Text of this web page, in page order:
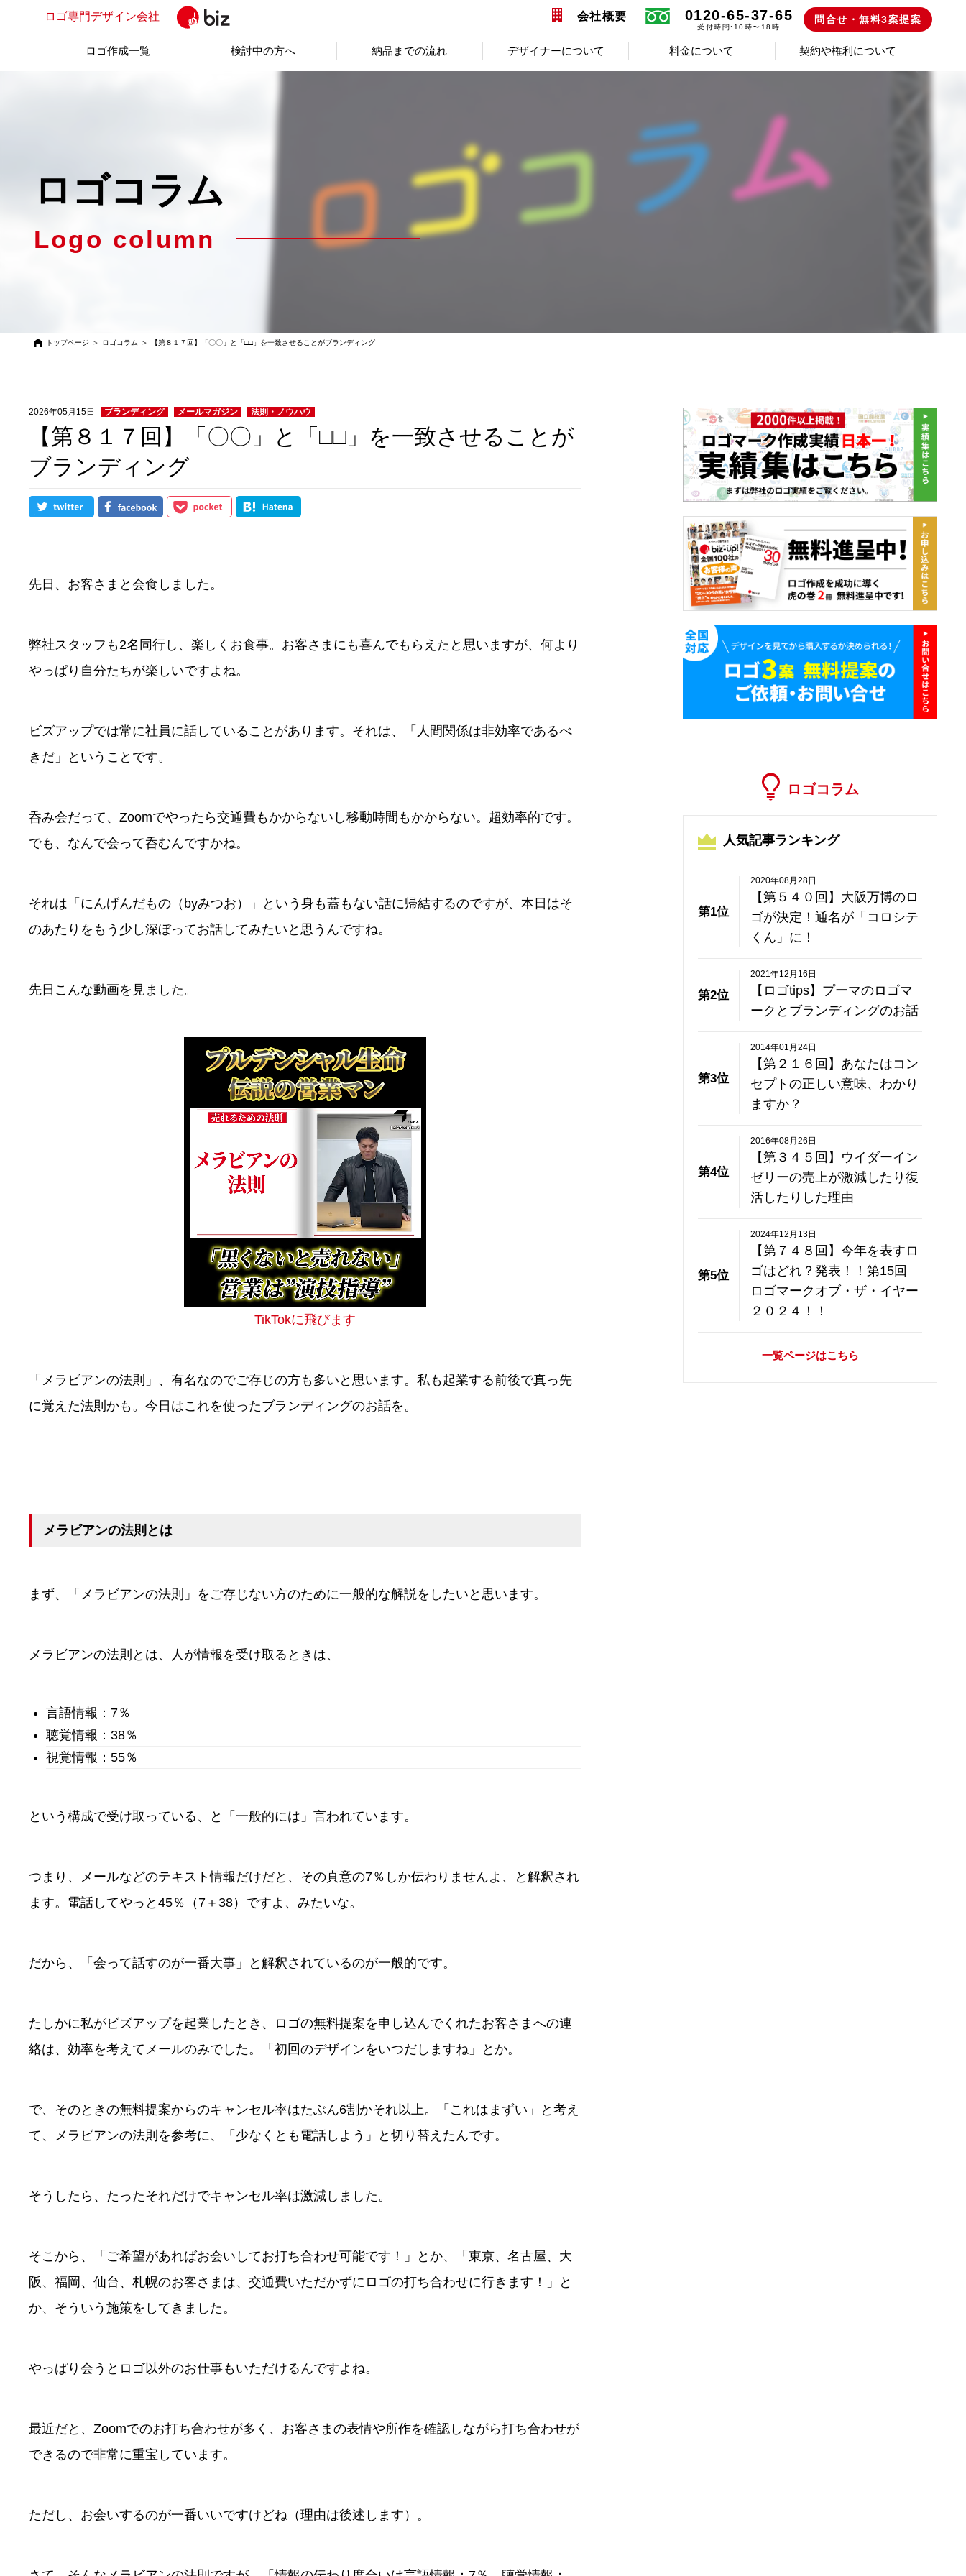
ロゴ専門デザイン会社 会社概要 0120-65-37-65
受付時間:10時〜18時
問合せ・無料3案提案
ロゴ作成一覧 検討中の方へ 納品までの流れ デザイナーについて 料金について 契約や権利について
ロゴコラム
Logo column
トップページ ＞ ロゴコラム ＞ 【第８１７回】「〇〇」と「□□」を一致させることがブランディング
2026年05月15日 ブランディング メールマガジン 法則・ノウハウ
【第８１７回】「〇〇」と「□□」を一致させることが
ブランディング
先日、お客さまと会食しました。
弊社スタッフも2名同行し、楽しくお食事。お客さまにも喜んでもらえたと思いますが、何より
やっぱり自分たちが楽しいですよね。
ビズアップでは常に社員に話していることがあります。それは、「人間関係は非効率であるべ
きだ」ということです。
呑み会だって、Zoomでやったら交通費もかからないし移動時間もかからない。超効率的です。
でも、なんで会って呑むんですかね。
それは「にんげんだもの（byみつお）」という身も蓋もない話に帰結するのですが、本日はそ
のあたりをもう少し深ぼってお話してみたいと思うんですね。
先日こんな動画を見ました。
TikTokに飛びます
「メラビアンの法則」、有名なのでご存じの方も多いと思います。私も起業する前後で真っ先
に覚えた法則かも。今日はこれを使ったブランディングのお話を。
メラビアンの法則とは
まず、「メラビアンの法則」をご存じない方のために一般的な解説をしたいと思います。
メラビアンの法則とは、人が情報を受け取るときは、
言語情報：7％
聴覚情報：38％
視覚情報：55％
という構成で受け取っている、と「一般的には」言われています。
つまり、メールなどのテキスト情報だけだと、その真意の7％しか伝わりませんよ、と解釈され
ます。電話してやっと45％（7＋38）ですよ、みたいな。
だから、「会って話すのが一番大事」と解釈されているのが一般的です。
たしかに私がビズアップを起業したとき、ロゴの無料提案を申し込んでくれたお客さまへの連
絡は、効率を考えてメールのみでした。「初回のデザインをいつだしますね」とか。
で、そのときの無料提案からのキャンセル率はたぶん6割かそれ以上。「これはまずい」と考え
て、メラビアンの法則を参考に、「少なくとも電話しよう」と切り替えたんです。
そうしたら、たったそれだけでキャンセル率は激減しました。
そこから、「ご希望があればお会いしてお打ち合わせ可能です！」とか、「東京、名古屋、大
阪、福岡、仙台、札幌のお客さまは、交通費いただかずにロゴの打ち合わせに行きます！」と
か、そういう施策をしてきました。
やっぱり会うとロゴ以外のお仕事もいただけるんですよね。
最近だと、Zoomでのお打ち合わせが多く、お客さまの表情や所作を確認しながら打ち合わせが
できるので非常に重宝しています。
ただし、お会いするのが一番いいですけどね（理由は後述します）。
ロゴコラム
人気記事ランキング
第1位
2020年08月28日
【第５４０回】大阪万博のロ
ゴが決定！通名が「コロシテ
くん」に！
第2位
2021年12月16日
【ロゴtips】プーマのロゴマ
ークとブランディングのお話
第3位
2014年01月24日
【第２１６回】あなたはコン
セプトの正しい意味、わかり
ますか？
第4位
2016年08月26日
【第３４５回】ウイダーイン
ゼリーの売上が激減したり復
活したりした理由
第5位
2024年12月13日
【第７４８回】今年を表すロ
ゴはどれ？発表！！第15回
ロゴマークオブ・ザ・イヤー
２０２４！！
一覧ページはこちら